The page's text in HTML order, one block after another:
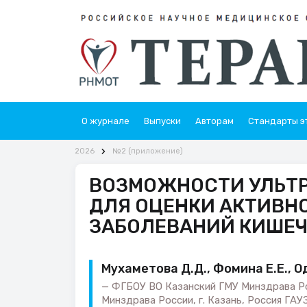
О журнале Выпуски Авторам Стандарты
2026 №2 (приложение)
ВОЗМОЖНОСТИ
ДЛЯ ОЦЕНКИ
ЗАБОЛЕВАНИЙ
Мухаметова Д.Д., Фомина Е.Е.,
ФГБОУ ВО Казанский ГМУ Минздрава
Минздрава России, г. Казань, Россия